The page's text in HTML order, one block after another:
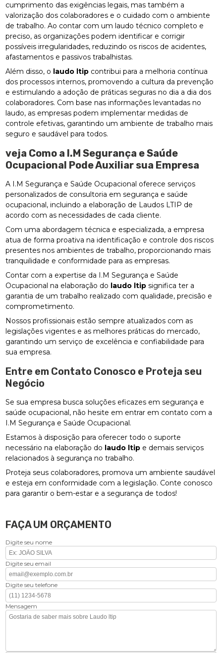
cumprimento das exigências legais, mas também a
valorização dos colaboradores e o cuidado com o ambiente
de trabalho. Ao contar com um laudo técnico completo e
preciso, as organizações podem identificar e corrigir
possíveis irregularidades, reduzindo os riscos de acidentes,
afastamentos e passivos trabalhistas.
Além disso, o laudo ltip contribui para a melhoria contínua
dos processos internos, promovendo a cultura da prevenção
e estimulando a adoção de práticas seguras no dia a dia dos
colaboradores. Com base nas informações levantadas no
laudo, as empresas podem implementar medidas de
controle efetivas, garantindo um ambiente de trabalho mais
seguro e saudável para todos.
veja Como a I.M Segurança e Saúde
Ocupacional Pode Auxiliar sua Empresa
A I.M Segurança e Saúde Ocupacional oferece serviços
personalizados de consultoria em segurança e saúde
ocupacional, incluindo a elaboração de Laudos LTIP de
acordo com as necessidades de cada cliente.
Com uma abordagem técnica e especializada, a empresa
atua de forma proativa na identificação e controle dos riscos
presentes nos ambientes de trabalho, proporcionando mais
tranquilidade e conformidade para as empresas.
Contar com a expertise da I.M Segurança e Saúde
Ocupacional na elaboração do laudo ltip significa ter a
garantia de um trabalho realizado com qualidade, precisão e
comprometimento.
Nossos profissionais estão sempre atualizados com as
legislações vigentes e as melhores práticas do mercado,
garantindo um serviço de excelência e confiabilidade para
sua empresa.
Entre em Contato Conosco e Proteja seu
Negócio
Se sua empresa busca soluções eficazes em segurança e
saúde ocupacional, não hesite em entrar em contato com a
I.M Segurança e Saúde Ocupacional.
Estamos à disposição para oferecer todo o suporte
necessário na elaboração do laudo ltip e demais serviços
relacionados à segurança no trabalho.
Proteja seus colaboradores, promova um ambiente saudável
e esteja em conformidade com a legislação. Conte conosco
para garantir o bem-estar e a segurança de todos!
FAÇA UM ORÇAMENTO
Digite seu nome
Digite seu email
Digite seu telefone
Mensagem